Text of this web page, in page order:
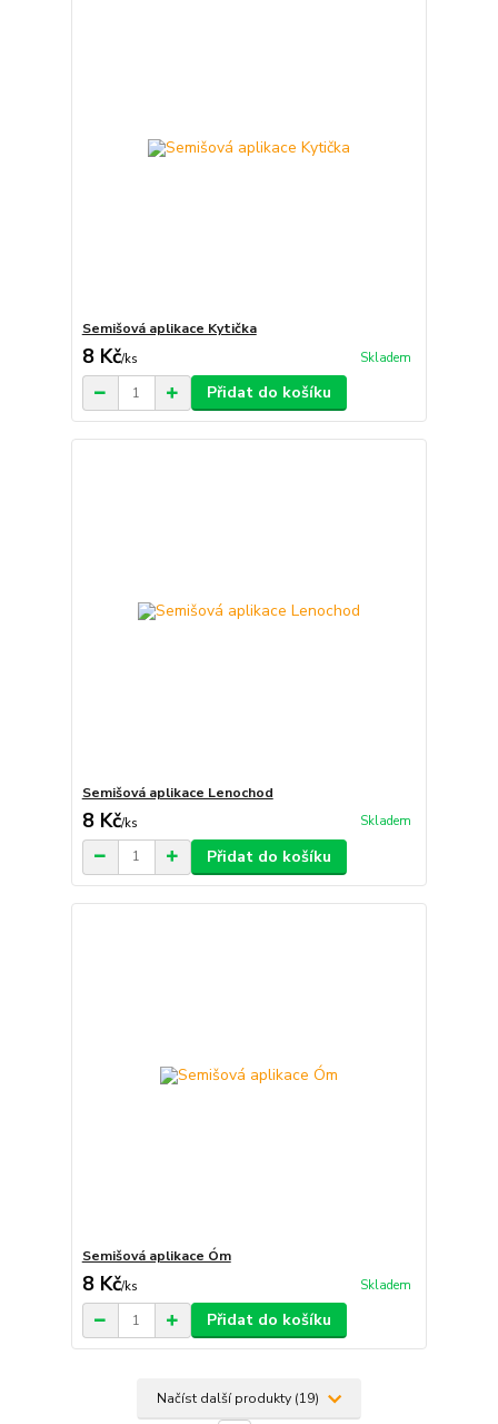
Semišová aplikace Kytička
8 Kč/ks Skladem
Přidat do košíku
Semišová aplikace Lenochod
8 Kč/ks Skladem
Přidat do košíku
Semišová aplikace Óm
8 Kč/ks Skladem
Přidat do košíku
Načíst další produkty (19)